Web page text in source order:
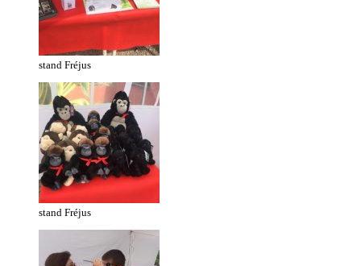
stand Fréjus
stand Fréjus